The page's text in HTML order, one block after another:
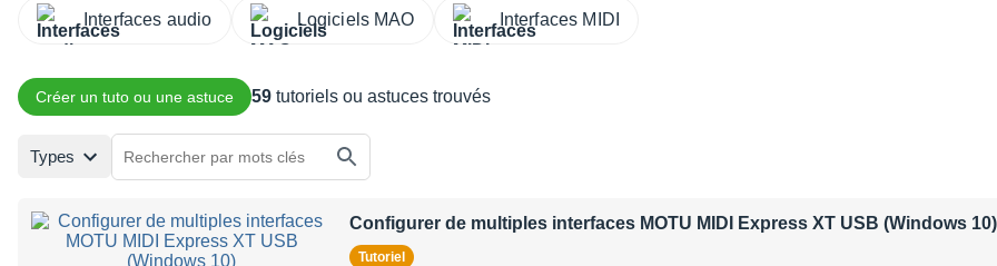
Interfaces audio Logiciels MAO Interfaces MIDI
Créer un tuto ou une astuce 59 tutoriels ou astuces trouvés
Types
Configurer de multiples interfaces MOTU MIDI Express XT USB (Windows 10)
Tutoriel